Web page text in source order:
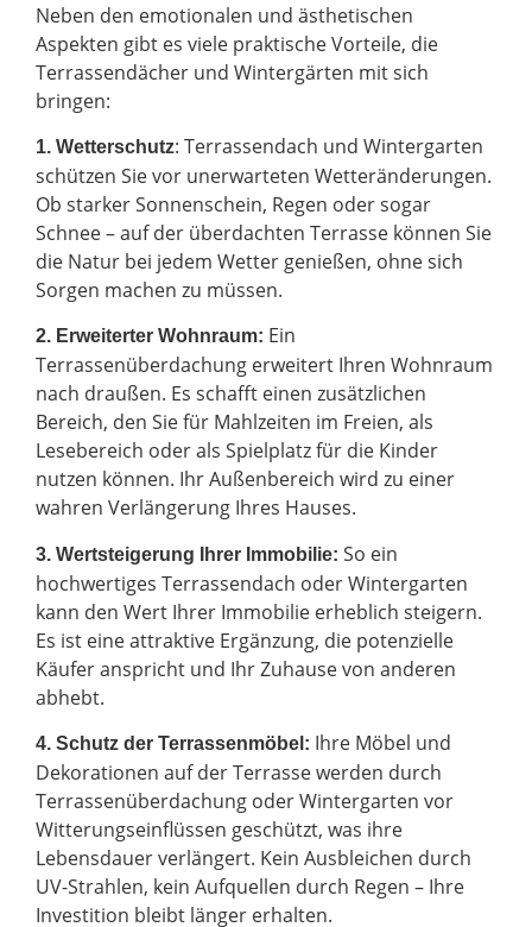
Neben den emotionalen und ästhetischen
Aspekten gibt es viele praktische Vorteile, die
Terrassendächer und Wintergärten mit sich
bringen:
1. Wetterschutz: Terrassendach und Wintergarten
schützen Sie vor unerwarteten Wetteränderungen.
Ob starker Sonnenschein, Regen oder sogar
Schnee – auf der überdachten Terrasse können Sie
die Natur bei jedem Wetter genießen, ohne sich
Sorgen machen zu müssen.
2. Erweiterter Wohnraum: Ein
Terrassenüberdachung erweitert Ihren Wohnraum
nach draußen. Es schafft einen zusätzlichen
Bereich, den Sie für Mahlzeiten im Freien, als
Lesebereich oder als Spielplatz für die Kinder
nutzen können. Ihr Außenbereich wird zu einer
wahren Verlängerung Ihres Hauses.
3. Wertsteigerung Ihrer Immobilie: So ein
hochwertiges Terrassendach oder Wintergarten
kann den Wert Ihrer Immobilie erheblich steigern.
Es ist eine attraktive Ergänzung, die potenzielle
Käufer anspricht und Ihr Zuhause von anderen
abhebt.
4. Schutz der Terrassenmöbel: Ihre Möbel und
Dekorationen auf der Terrasse werden durch
Terrassenüberdachung oder Wintergarten vor
Witterungseinflüssen geschützt, was ihre
Lebensdauer verlängert. Kein Ausbleichen durch
UV-Strahlen, kein Aufquellen durch Regen – Ihre
Investition bleibt länger erhalten.